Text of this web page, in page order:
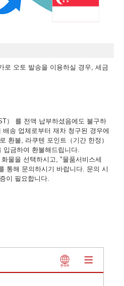
로 오토 발송을 이용하실 경우, 세금
） 를 전액 납부하셨음에도 불구하
송 업체로부터 재차 청구된 경우에
환불, 라쿠텐 포인트（기간 한정）
입금하여 환불해드립니다.
물을 선택하시고, "물품서비스세
통해 문의하시기 바랍니다. 문의 시
이 필요합니다.